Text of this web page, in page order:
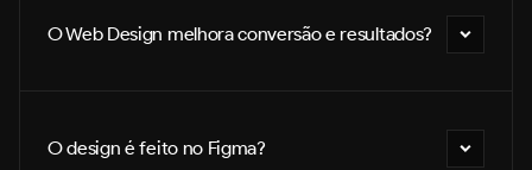
O Web Design melhora conversão e resultados?
O design é feito no Figma?